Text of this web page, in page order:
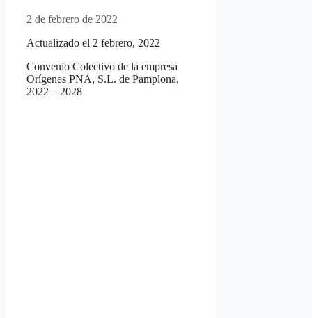
2 de febrero de 2022
Actualizado el 2 febrero, 2022
Convenio Colectivo de la empresa
Orígenes PNA, S.L. de Pamplona,
2022 – 2028